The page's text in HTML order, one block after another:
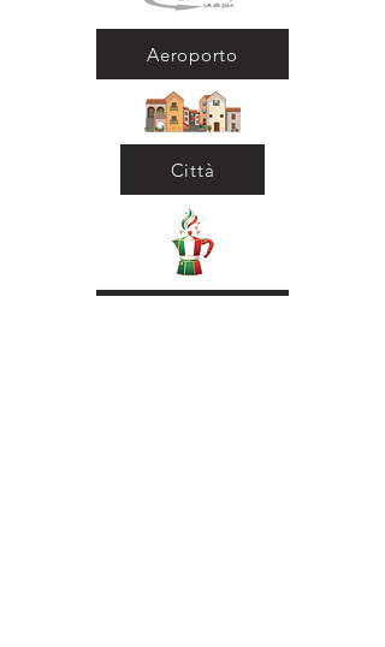
Aeroporto
Città